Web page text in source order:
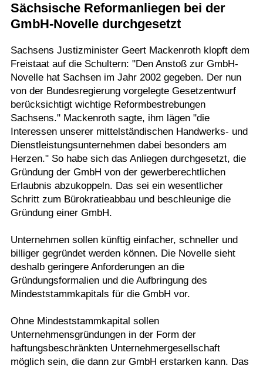
Sächsische Reformanliegen bei der
GmbH-Novelle durchgesetzt
Sachsens Justizminister Geert Mackenroth klopft dem
Freistaat auf die Schultern: "Den Anstoß zur GmbH-
Novelle hat Sachsen im Jahr 2002 gegeben. Der nun
von der Bundesregierung vorgelegte Gesetzentwurf
berücksichtigt wichtige Reformbestrebungen
Sachsens." Mackenroth sagte, ihm lägen "die
Interessen unserer mittelständischen Handwerks- und
Dienstleistungsunternehmen dabei besonders am
Herzen." So habe sich das Anliegen durchgesetzt, die
Gründung der GmbH von der gewerberechtlichen
Erlaubnis abzukoppeln. Das sei ein wesentlicher
Schritt zum Bürokratieabbau und beschleunige die
Gründung einer GmbH.
Unternehmen sollen künftig einfacher, schneller und
billiger gegründet werden können. Die Novelle sieht
deshalb geringere Anforderungen an die
Gründungsformalien und die Aufbringung des
Mindeststammkapitals für die GmbH vor.
Ohne Mindeststammkapital sollen
Unternehmensgründungen in der Form der
haftungsbeschränkten Unternehmergesellschaft
möglich sein, die dann zur GmbH erstarken kann. Das